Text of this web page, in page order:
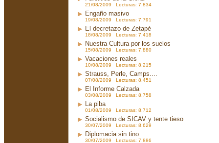
21/08/2009 Lecturas: 7.834
Engaño masivo
19/08/2009 Lecturas: 7.791
El decretazo de Zetapé
18/08/2009 Lecturas: 7.418
Nuestra Cultura por los suelos
15/08/2009 Lecturas: 7.880
Vacaciones reales
10/08/2009 Lecturas: 8.215
Strauss, Perle, Camps....
07/08/2009 Lecturas: 8.451
El Informe Calzada
03/08/2009 Lecturas: 8.758
La piba
01/08/2009 Lecturas: 8.712
Socialismo de SICAV y tente tieso
30/07/2009 Lecturas: 8.629
Diplomacia sin tino
30/07/2009 Lecturas: 7.886